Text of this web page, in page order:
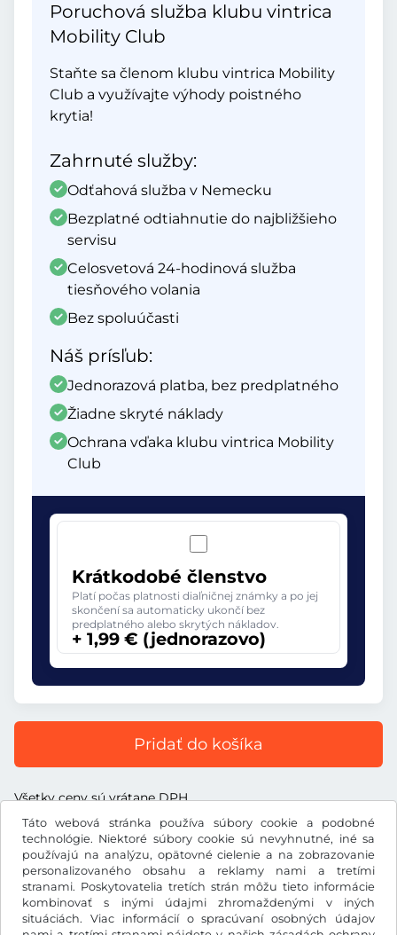
Táto webová stránka používa súbory cookie a podobné
technológie. Niektoré súbory cookie sú nevyhnutné, iné sa
používajú na analýzu, opätovné cielenie a na zobrazovanie
personalizovaného obsahu a reklamy nami a tretími
stranami. Poskytovatelia tretích strán môžu tieto informácie
kombinovať s inými údajmi zhromaždenými v iných
situáciách. Viac informácií o spracúvaní osobných údajov
Poruchová služba klubu vintrica
Mobility Club
Staňte sa členom klubu vintrica Mobility
Club a využívajte výhody poistného
krytia!
Zahrnuté služby:
Odťahová služba v Nemecku
Bezplatné odtiahnutie do najbližšieho
servisu
Celosvetová 24-hodinová služba
tiesňového volania
Bez spoluúčasti
Náš prísľub:
Jednorazová platba, bez predplatného
Žiadne skryté náklady
Ochrana vďaka klubu vintrica Mobility
Club
Krátkodobé členstvo
Platí počas platnosti diaľničnej známky a po jej
skončení sa automaticky ukončí bez
predplatného alebo skrytých nákladov.
+ 1,99 € (jednorazovo)
Pridať do košíka
Všetky ceny sú vrátane DPH.
€EUR